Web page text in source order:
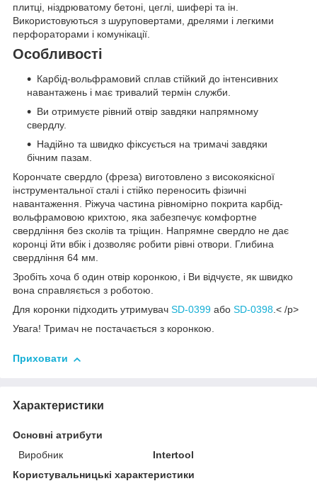
плитці, ніздрюватому бетоні, цеглі, шифері та ін.
Використовуються з шуруповертами, дрелями і легкими
перфораторами і комунікації.
Особливості
Карбід-вольфрамовий сплав стійкий до інтенсивних
навантажень і має тривалий термін служби.
Ви отримуєте рівний отвір завдяки напрямному
свердлу.
Надійно та швидко фіксується на тримачі завдяки
бічним пазам.
Корончате свердло (фреза) виготовлено з високоякісної
інструментальної сталі і стійко переносить фізичні
навантаження. Ріжуча частина рівномірно покрита карбід-
вольфрамовою крихтою, яка забезпечує комфортне
свердління без сколів та тріщин. Напрямне свердло не дає
коронці йти вбік і дозволяє робити рівні отвори. Глибина
свердління 64 мм.
Зробіть хоча б один отвір коронкою, і Ви відчуєте, як швидко
вона справляється з роботою.
Для коронки підходить утримувач SD-0399 або SD-0398.< /p>
Увага! Тримач не постачається з коронкою.
Приховати
Характеристики
Основні атрибути
Виробник
Intertool
Користувальницькі характеристики